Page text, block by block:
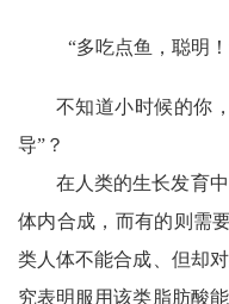
“多吃点鱼，聪明
不知道小时候的你
导”？
在人类的生长发育
体内合成，而有的则需
类人体不能合成、但却
究表明服用该类脂肪酸